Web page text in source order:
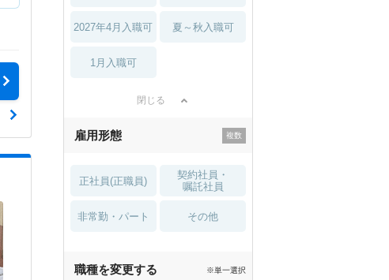
2027年4月入職可 夏～秋入職可
1月入職可
閉じる
雇用形態
正社員(正職員)
契約社員・
嘱託社員
非常勤・パート その他
職種を変更する ※単一選択